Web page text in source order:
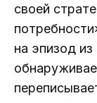
своей
на эпизод